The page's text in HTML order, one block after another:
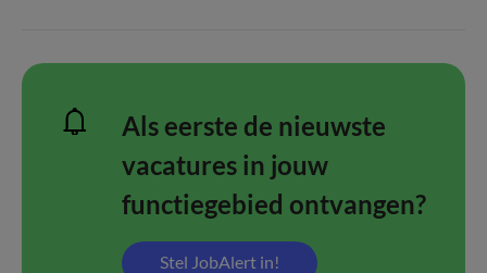
Als eerste de nieuwste
vacatures in jouw
functiegebied ontvangen?
Stel JobAlert in!